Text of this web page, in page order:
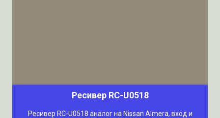
Ресивер RC-U0518
Ресивер RC-U0518 аналог на Nissan Almera, вход и